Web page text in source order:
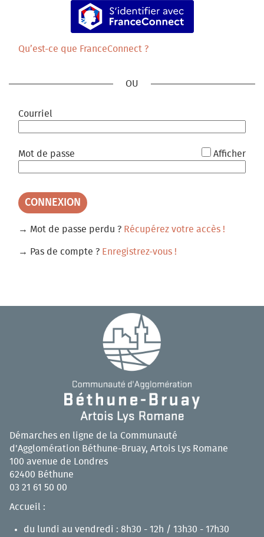
Petite Enfance
Prévention et Accès aux droits
Urbanisme
S’identifier avec
Qu’est-ce que FranceConnect ?
Courriel
Mot de passe Afficher
CONNEXION
→ Mot de passe perdu ? Récupérez votre accès !
→ Pas de compte ? Enregistrez-vous !
Démarches en ligne de la Communauté
d'Agglomération Béthune-Bruay, Artois Lys Romane
100 avenue de Londres
62400 Béthune
03 21 61 50 00
Accueil :
du lundi au vendredi : 8h30 - 12h / 13h30 - 17h30